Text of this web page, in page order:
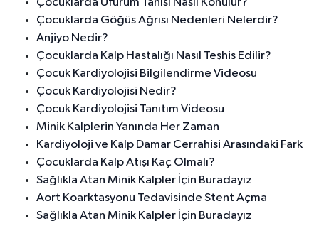
Çocuklarda Göğüs Ağrısı Nedenleri Nelerdir?
Anjiyo Nedir?
Çocuklarda Kalp Hastalığı Nasıl Teşhis Edilir?
Çocuk Kardiyolojisi Bilgilendirme Videosu
Çocuk Kardiyolojisi Nedir?
Çocuk Kardiyolojisi Tanıtım Videosu
Minik Kalplerin Yanında Her Zaman
Kardiyoloji ve Kalp Damar Cerrahisi Arasındaki Fark
Çocuklarda Kalp Atışı Kaç Olmalı?
Sağlıkla Atan Minik Kalpler İçin Buradayız
Aort Koarktasyonu Tedavisinde Stent Açma
Sağlıkla Atan Minik Kalpler İçin Buradayız